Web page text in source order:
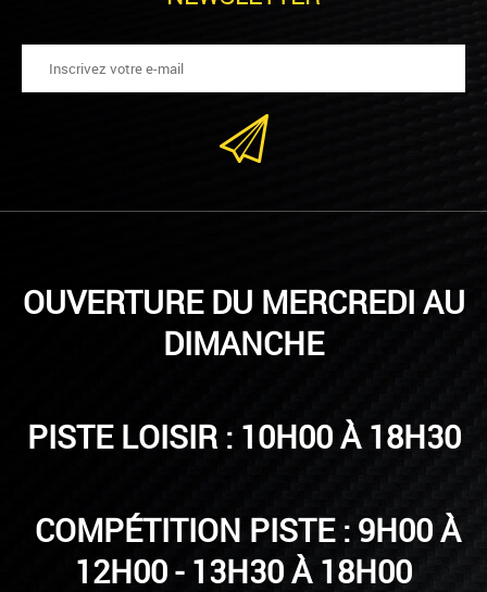
OUVERTURE DU MERCREDI AU
DIMANCHE
PISTE LOISIR : 10H00 À 18H30
COMPÉTITION PISTE : 9H00 À
12H00 - 13H30 À 18H00